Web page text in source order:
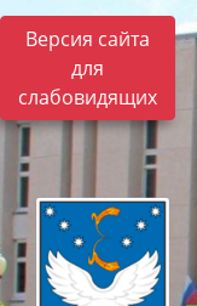
Версия сайта
для
слабовидящих